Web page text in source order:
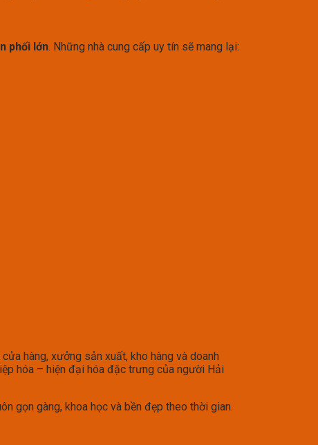
phối lớn. Những nhà cung cấp uy tín sẽ mang lại:
hàng, xưởng sản xuất, kho hàng và doanh
hóa – hiện đại hóa đặc trưng của người Hải
gọn gàng, khoa học và bền đẹp theo thời gian.